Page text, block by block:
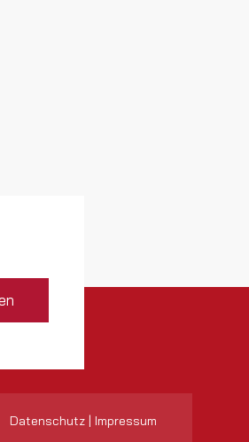
Datenschutz | Impressum